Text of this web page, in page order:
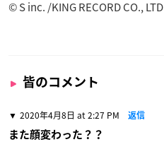
© S inc. /KING RECORD CO., LTD
皆のコメント
2020年4月8日 at 2:27 PM 返信
また顔変わった？？